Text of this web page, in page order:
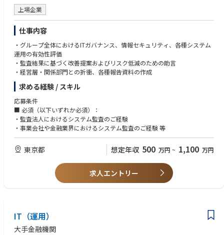
上場企業
仕事内容
・グループ全体におけるITガバナンス、情報セキュリティ、各種システム
運用の有効性評価
・監査結果に基づく改善提案およびリスク低減のための助言
・経営層・関係部門との折衝、各種報告資料の作成
求める経験 / スキル
応募条件
■ 必須（以下いずれか必須）：
・監査法人におけるシステム監査のご経験
・事業会社や金融業界におけるシステム監査のご経験 等
東京都 想定年収 500 万円 ~ 1,100 万円
求人エントリー
IT（運用）
大手金融機関